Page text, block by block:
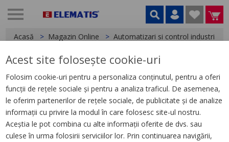
Acasă Magazin Online Automatizari si control industrial
< Relee
Releu Ambrosabil Universal,
Zelio Rum, 2 C/O, 120 V Ca, 10 A
Acest site folosește cookie-uri
Folosim cookie-uri pentru a personaliza conținutul, pentru a oferi
funcții de rețele sociale și pentru a analiza traficul. De asemenea,
le oferim partenerilor de rețele sociale, de publicitate și de analize
informații cu privire la modul în care folosesc site-ul nostru.
Aceștia le pot combina cu alte informații oferite de dvs. sau
culese în urma folosirii serviciilor lor. Prin continuarea navigării,